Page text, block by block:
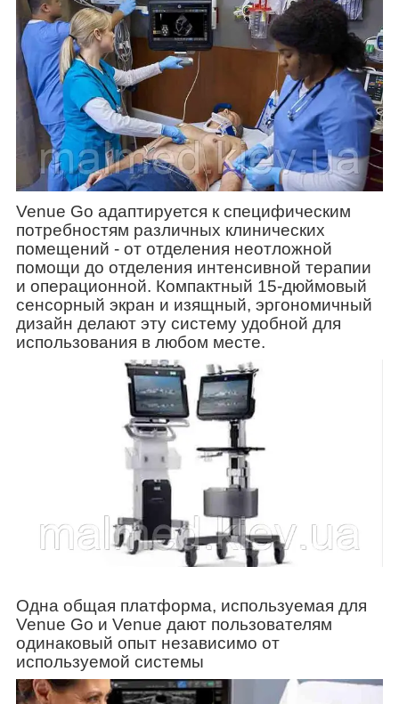
Venue Go адаптируется к специфическим
потребностям различных клинических
помещений - от отделения неотложной
помощи до отделения интенсивной терапии
и операционной. Компактный 15-дюймовый
сенсорный экран и изящный, эргономичный
дизайн делают эту систему удобной для
использования в любом месте.
Одна общая платформа, используемая для
Venue Go и Venue дают пользователям
одинаковый опыт независимо от
используемой системы